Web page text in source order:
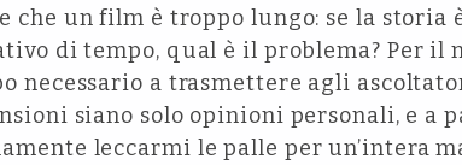
che un film è troppo lungo: se la
di tempo, qual è il problema? Per il
necessario a trasmettere agli
siano solo opinioni personali, e
leccarmi le palle per un’intera